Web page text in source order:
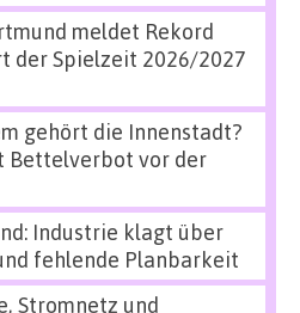
meldet Rekord
der Spielzeit 2026/2027
gehört die Innenstadt?
Bettelverbot vor der
Industrie klagt über
fehlende Planbarkeit
Stromnetz und